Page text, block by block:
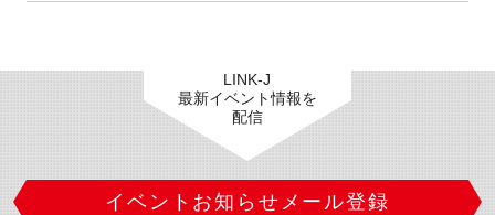
LINK-J
最新イベント情報を
配信
イベントお知らせメール登録